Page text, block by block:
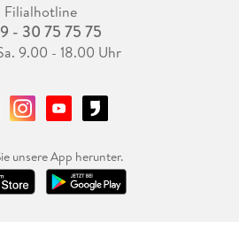
Filialhotline
- 30 75 75 75
9.00 - 18.00 Uhr
unsere App herunter.